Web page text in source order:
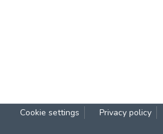
Cookie settings Privacy policy